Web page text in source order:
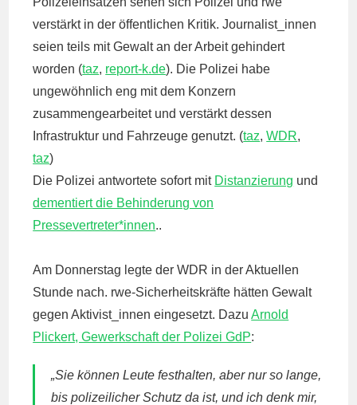
verstärkt in der öffentlichen Kritik. Journalist_innen
seien teils mit Gewalt an der Arbeit gehindert
worden (taz, report-k.de). Die Polizei habe
ungewöhnlich eng mit dem Konzern
zusammengearbeitet und verstärkt dessen
Infrastruktur und Fahrzeuge genutzt. (taz,WDR,
taz)
Die Polizei antwortete sofort mit Distanzierung und
dementiert die Behinderung von
Pressevertreter*innen..
Am Donnerstag legte der WDR in der Aktuellen
Stunde nach. rwe-Sicherheitskräfte hätten Gewalt
gegen Aktivist_innen eingesetzt. DazuArnold
Plickert, Gewerkschaft der Polizei GdP:
„Sie können Leute festhalten, aber nur so lange,
bis polizeilicher Schutz da ist, und ich denk mir,